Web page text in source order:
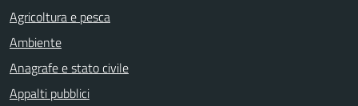
Agricoltura e pesca
Ambiente
Anagrafe e stato civile
Appalti pubblici